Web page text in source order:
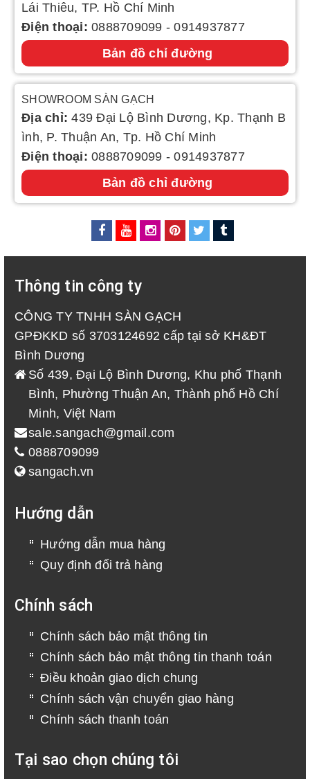
Lái Thiêu, TP. Hồ Chí Minh
Điện thoại: 0888709099 -0914937877
Bản đồ chỉ đường
SHOWROOM SÀN GẠCH
Địa chỉ:439 Đại Lộ Bình Dương, Kp. Thạnh B
ình, P. Thuận An, Tp. Hồ Chí Minh
Điện thoại: 0888709099 -0914937877
Bản đồ chỉ đường
Thông tin công ty
CÔNG TY TNHH SÀN GẠCH
GPĐKKD số 3703124692 cấp tại sở KH&ĐT
Bình Dương
Số 439, Đại Lộ Bình Dương, Khu phố Thạnh
Bình, Phường Thuận An, Thành phố Hồ Chí
Minh, Việt Nam
sale.sangach@gmail.com
0888709099
sangach.vn
Hướng dẫn
Hướng dẫn mua hàng
Quy định đổi trả hàng
Chính sách
Chính sách bảo mật thông tin
Chính sách bảo mật thông tin thanh toán
Điều khoản giao dịch chung
Chính sách vận chuyển giao hàng
Chính sách thanh toán
Tại sao chọn chúng tôi